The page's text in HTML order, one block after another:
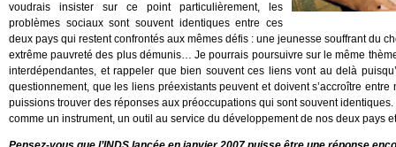
voudrais insister sur ce point particulièrement, les
problèmes sociaux sont souvent identiques entre ces
deux pays qui restent confrontés aux mêmes défis : une jeunesse souffrant du
extrême pauvreté des plus démunis… Je pourrais poursuivre sur le même
interdépendantes, et rappeler que bien souvent ces liens vont au delà
questionnement, que les liens préexistants peuvent et doivent s’accroître
puissions trouver des réponses aux préoccupations qui sont souvent
comme un instrument, un outil au service du développement de nos deux pays